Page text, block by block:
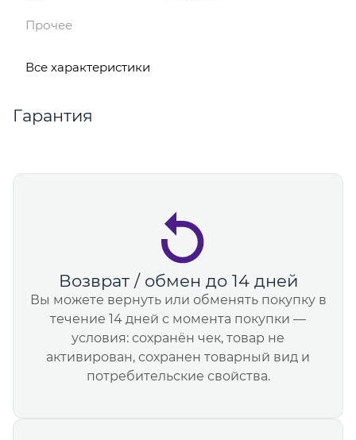
Прочее
Все характеристики
Гарантия
Возврат / обмен до 14 дней
Вы можете вернуть или обменять покупку в
течение 14 дней с момента покупки —
условия: сохранён чек, товар не
активирован, сохранен товарный вид и
потребительские свойства.